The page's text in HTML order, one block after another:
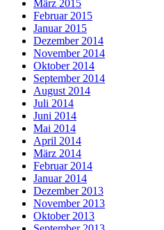
März 2015
Februar 2015
Januar 2015
Dezember 2014
November 2014
Oktober 2014
September 2014
August 2014
Juli 2014
Juni 2014
Mai 2014
April 2014
März 2014
Februar 2014
Januar 2014
Dezember 2013
November 2013
Oktober 2013